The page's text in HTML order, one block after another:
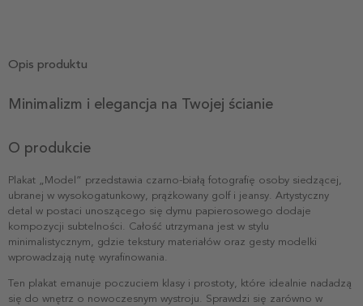
Opis produktu
Minimalizm i elegancja na Twojej ścianie
O produkcie
Plakat „Model” przedstawia czarno-białą fotografię osoby siedzącej,
ubranej w wysokogatunkowy, prążkowany golf i jeansy. Artystyczny
detal w postaci unoszącego się dymu papierosowego dodaje
kompozycji subtelności. Całość utrzymana jest w stylu
minimalistycznym, gdzie tekstury materiałów oraz gesty modelki
wprowadzają nutę wyrafinowania.
Ten plakat emanuje poczuciem klasy i prostoty, które idealnie nadadzą
się do wnętrz o nowoczesnym wystroju. Sprawdzi się zarówno w